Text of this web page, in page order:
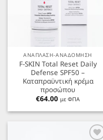
ΑΝΑΠΛΑΣΗ-ΑΝΑΔΟΜΗΣΗ
F-SKIN Total Reset Daily
Defense SPF50 –
Καταπραϋντική κρέμα
προσώπου
€64.00 με ΦΠΑ
Προσθήκη